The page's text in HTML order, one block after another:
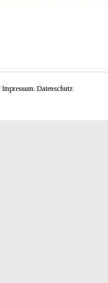
Impressum. Datenschutz